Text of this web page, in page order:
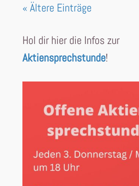
« Ältere Einträge
Hol dir hier die Infos zur
Aktiensprechstunde!